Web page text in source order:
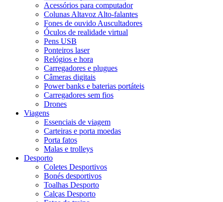
Acessórios para computador
Colunas Altavoz Alto-falantes
Fones de ouvido Auscultadores
Óculos de realidade virtual
Pens USB
Ponteiros laser
Relógios e hora
Carregadores e plugues
Câmeras digitais
Power banks e baterias portáteis
Carregadores sem fios
Drones
Viagens
Essenciais de viagem
Carteiras e porta moedas
Porta fatos
Malas e trolleys
Desporto
Coletes Desportivos
Bonés desportivos
Toalhas Desporto
Calças Desporto